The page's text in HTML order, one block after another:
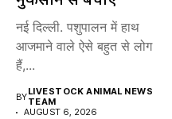
नई दिल्ली. पशुपालन में हाथ
आजमाने वाले ऐसे बहुत से लोग
हैं,...
BYLIVESTOCK ANIMAL NEWS
TEAM
AUGUST 6, 2026